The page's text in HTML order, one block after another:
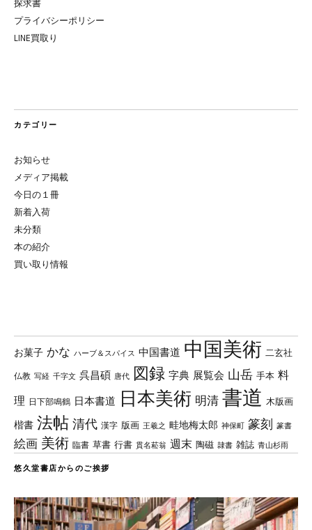
探求書
プライバシーポリシー
LINE買取り
カテゴリー
お知らせ
メディア掲載
今日の１冊
新着入荷
未分類
本の紹介
買い取り情報
お菓子 かな ハーブ＆スパイス 中国書道 中国美術 二玄社
仏教 写経 千字文 呉昌碩 唐代 図録 字典 展覧会 山岳 手本 料
理 日下部鳴鶴 日本書道 日本美術 明清 書道 木版画
楷書 法帖 清代 漢字 版画 王羲之 畦地梅太郎 神保町 篆刻 篆書
絵画 美術 臨書 草書 行書 貫名菘翁 週末 陶磁 隷書 雑誌 青山杉雨
悠久堂書店からのご挨拶